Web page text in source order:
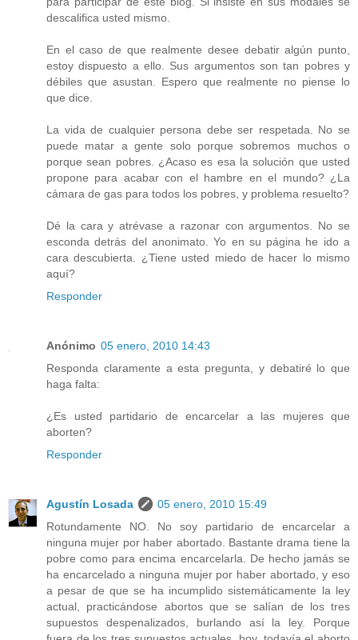
descalifica usted mismo.
En el caso de que realmente desee debatir algún punto,
estoy dispuesto a ello. Sus argumentos son tan pobres y
débiles que asustan. Espero que realmente no piense lo
que dice.
La vida de cualquier persona debe ser respetada. No se
puede matar a gente solo porque sobremos muchos o
porque sean pobres. ¿Acaso es esa la solución que usted
propone para acabar con el hambre en el mundo? ¿La
cámara de gas para todos los pobres, y problema resuelto?
Dé la cara y atrévase a razonar con argumentos. No se
esconda detrás del anonimato. Yo en su página he ido a
cara descubierta. ¿Tiene usted miedo de hacer lo mismo
aquí?
Responder
Anónimo 05 enero, 2010 14:43
Responda claramente a esta pregunta, y debatiré lo que
haga falta:
¿Es usted partidario de encarcelar a las mujeres que
aborten?
Responder
Agustín Losada
05 enero, 2010 15:49
Rotundamente NO. No soy partidario de encarcelar a
ninguna mujer por haber abortado. Bastante drama tiene la
pobre como para encima encarcelarla. De hecho jamás se
ha encarcelado a ninguna mujer por haber abortado, y eso
a pesar de que se ha incumplido sistemáticamente la ley
actual, practicándose abortos que se salían de los tres
supuestos despenalizados, burlando así la ley. Porque